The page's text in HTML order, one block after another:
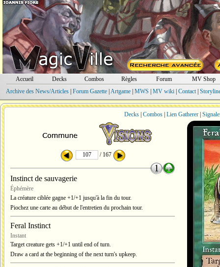
Accueil Decks Combos Règles Forum
MV Shop
Archive des News/Articles| Forum Gazette| Artgame| MWS MV wiki| Contact|
Decks| Combos| Lien Gatherer|
/ 167
Instinct de sauvagerie
Éphémère
La créature ciblée gagne +1/+1 jusqu'à la fin du tour.
Piochez une carte au début de l'entretien du prochain tour.
Feral Instinct
Instant
Target creature gets +1/+1 until end of turn.
Draw a card at the beginning of the next turn's upkeep.